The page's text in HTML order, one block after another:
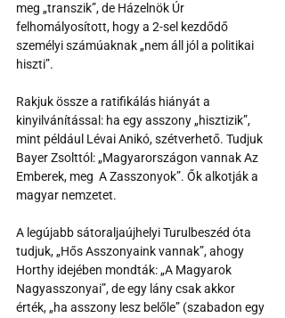
meg „transzik”, de Házelnök Úr
felhomályosított, hogy a 2-sel kezdődő
személyi számúaknak „nem áll jól a politikai
hiszti”.
Rakjuk össze a ratifikálás hiányát a
kinyilvánítással: ha egy asszony „hisztizik”,
mint például Lévai Anikó, szétverhető. Tudjuk
Bayer Zsolttól: „Magyarországon vannak Az
Emberek, meg  A Zasszonyok”. Ők alkotják a
magyar nemzetet.
A legújabb sátoraljaújhelyi Turulbeszéd óta
tudjuk, „Hős Asszonyaink vannak”, ahogy
Horthy idejében mondták: „A Magyarok
Nagyasszonyai”, de egy lány csak akkor
érték, „ha asszony lesz belőle” (szabadon egy